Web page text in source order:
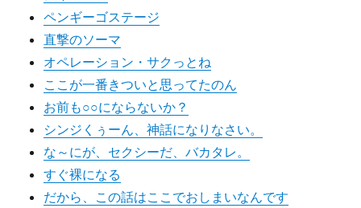
ペンギーゴステージ
直撃のソーマ
オペレーション・サクっとね
ここが一番きついと思ってたのん
お前も○○にならないか？
シンジくぅーん、神話になりなさい。
な～にが、セクシーだ、バカタレ。
すぐ裸になる
だから、この話はここでおしまいなんです